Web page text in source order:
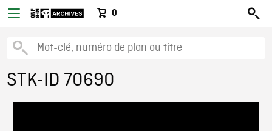
0
STK-ID 70690